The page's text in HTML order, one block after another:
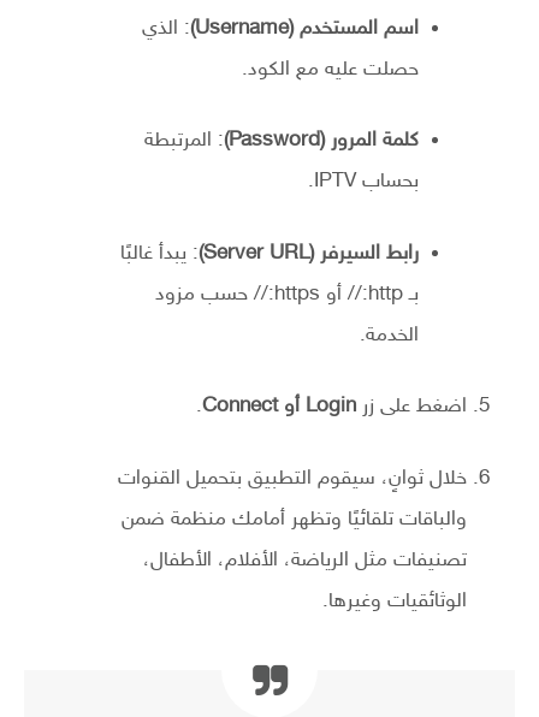
اسم المستخدم (Username)
: الذي
حصلت عليه مع الكود.
كلمة المرور (Password)
: المرتبطة
بحساب IPTV.
رابط السيرفر (Server URL)
: يبدأ غالبًا
بـ http:// أو https:// حسب مزود
الخدمة.
اضغط على زر Login أو Connect .
خلال ثوانٍ، سيقوم التطبيق بتحميل القنوات
والباقات تلقائيًا وتظهر أمامك منظمة ضمن
تصنيفات مثل الرياضة، الأفلام، الأطفال،
الوثائقيات وغيرها.